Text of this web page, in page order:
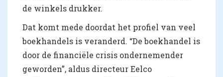
de winkels drukker.
Dat komt mede doordat het profiel van veel
boekhandels is veranderd. “De boekhandel is
door de financiële crisis ondernemender
geworden”, aldus directeur Eelco